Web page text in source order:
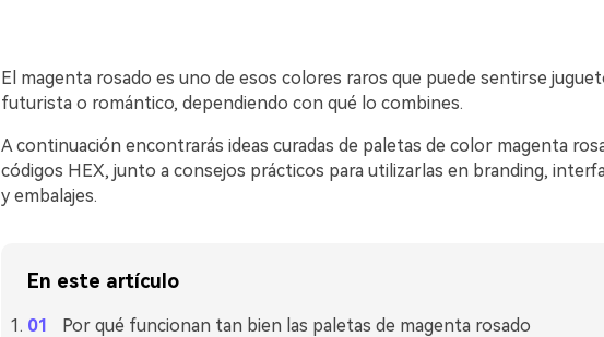
El magenta rosado es uno de esos colores raros que puede sentirse
futurista o romántico, dependiendo con qué lo combines.
A continuación encontrarás ideas curadas de paletas de color magenta
códigos HEX, junto a consejos prácticos para utilizarlas en branding,
y embalajes.
En este artículo
Por qué funcionan tan bien las paletas de magenta rosado